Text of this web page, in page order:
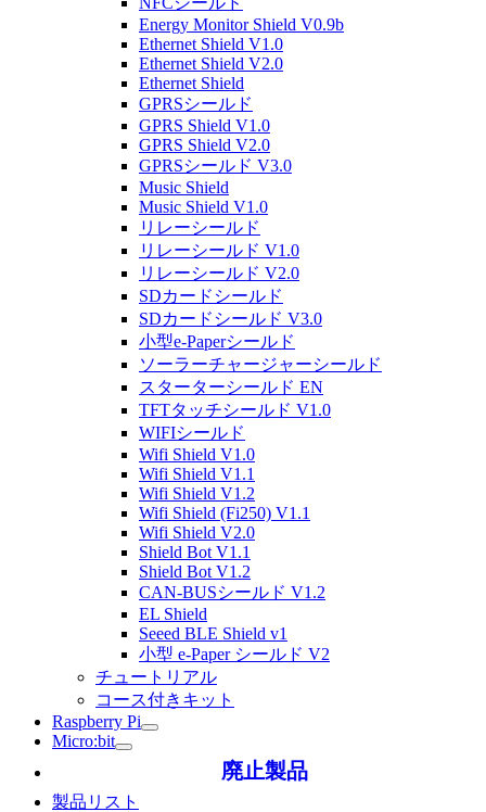
Energy Monitor Shield V0.9b
Ethernet Shield V1.0
Ethernet Shield V2.0
Ethernet Shield
GPRSシールド
GPRS Shield V1.0
GPRS Shield V2.0
GPRSシールド V3.0
Music Shield
Music Shield V1.0
リレーシールド
リレーシールド V1.0
リレーシールド V2.0
SDカードシールド
SDカードシールド V3.0
小型e-Paperシールド
ソーラーチャージャーシールド
スターターシールド EN
TFTタッチシールド V1.0
WIFIシールド
Wifi Shield V1.0
Wifi Shield V1.1
Wifi Shield V1.2
Wifi Shield (Fi250) V1.1
Wifi Shield V2.0
Shield Bot V1.1
Shield Bot V1.2
CAN-BUSシールド V1.2
EL Shield
Seeed BLE Shield v1
小型 e-Paper シールド V2
チュートリアル
コース付きキット
Raspberry Pi
Micro:bit
廃止製品
製品リスト